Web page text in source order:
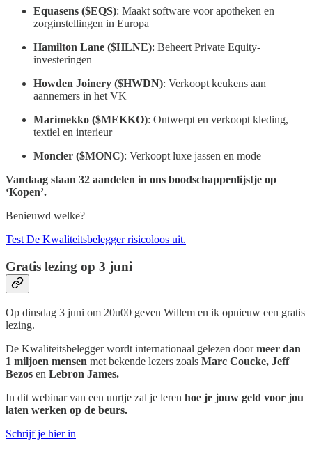
Equasens ($EQS): Maakt software voor apotheken en
zorginstellingen in Europa
Hamilton Lane ($HLNE): Beheert Private Equity-
investeringen
Howden Joinery ($HWDN): Verkoopt keukens aan
aannemers in het VK
Marimekko ($MEKKO): Ontwerpt en verkoopt kleding,
textiel en interieur
Moncler ($MONC): Verkoopt luxe jassen en mode
Vandaag staan 32 aandelen in ons boodschappenlijstje op
‘Kopen’.
Benieuwd welke?
Test De Kwaliteitsbelegger risicoloos uit.
Gratis lezing op 3 juni
Op dinsdag 3 juni om 20u00 geven Willem en ik opnieuw een gratis
lezing.
De Kwaliteitsbelegger wordt internationaal gelezen doormeer dan
1 miljoen mensen met bekende lezers zoals Marc Coucke, Jeff
Bezos en Lebron James.
In dit webinar van een uurtje zal je leren hoe je jouw geld voor jou
laten werken op de beurs.
Schrijf je hier in